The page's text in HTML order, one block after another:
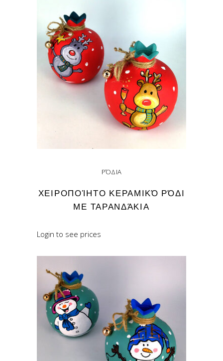
ΡΌΔΙΑ
ΧΕΙΡΟΠΟΊΗΤΟ ΚΕΡΑΜΙΚΌ ΡΌΔΙ
ΜΕ ΤΑΡΑΝΔΆΚΙΑ
READ MORE
Login to see prices